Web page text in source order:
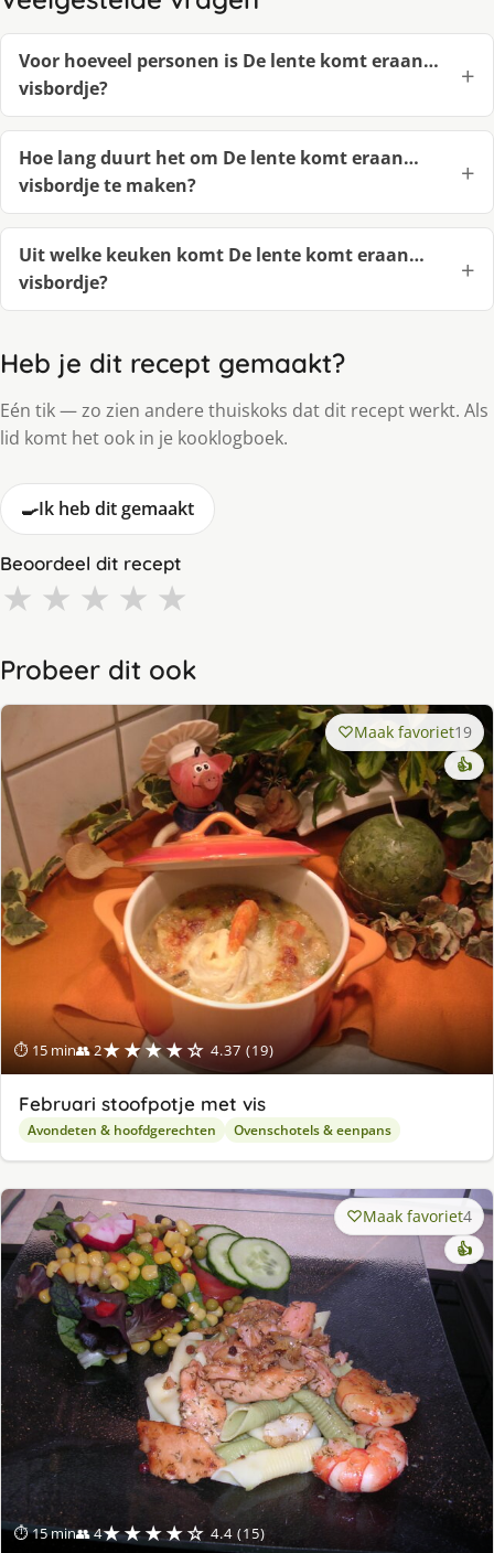
Voor hoeveel personen is De lente komt eraan…
visbordje?
Hoe lang duurt het om De lente komt eraan…
visbordje te maken?
Uit welke keuken komt De lente komt eraan…
visbordje?
Heb je dit recept gemaakt?
Eén tik — zo zien andere thuiskoks dat dit recept werkt. Als
lid komt het ook in je kooklogboek.
🍳Ik heb dit gemaakt
Beoordeel dit recept
★ ★ ★ ★ ★
Probeer dit ook
⏱ 15 min👥 2★★★★☆ 4.37 (19)
Maak favoriet19
👍
Februari stoofpotje met vis
Avondeten & hoofdgerechten Ovenschotels & eenpans
⏱ 15 min👥 4★★★★☆ 4.4 (15)
Maak favoriet4
👍